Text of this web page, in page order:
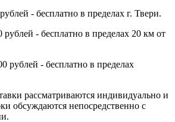
- бесплатно в пределах г. Твери.
рублей - бесплатно в пределах 20 км от
рублей - бесплатно в пределах
рассматриваются индивидуально и
обсуждаются непосредственно с